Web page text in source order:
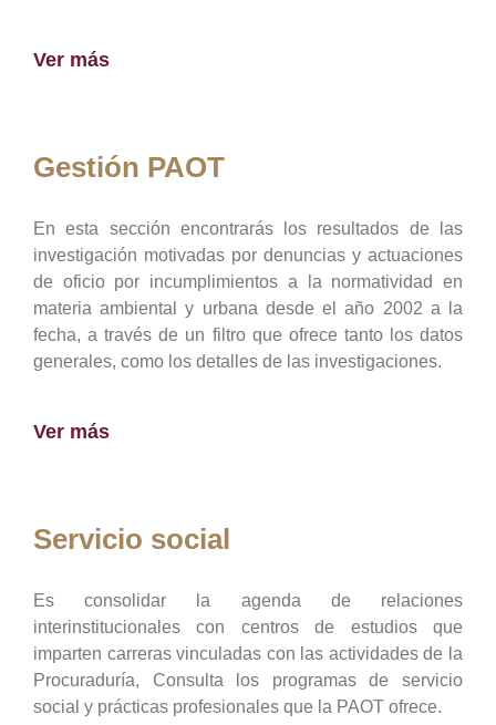
Ver más
Gestión PAOT
En esta sección encontrarás los resultados de las
investigación motivadas por denuncias y actuaciones
de oficio por incumplimientos a la normatividad en
materia ambiental y urbana desde el año 2002 a la
fecha, a través de un filtro que ofrece tanto los datos
generales, como los detalles de las investigaciones.
Ver más
Servicio social
Es consolidar la agenda de relaciones
interinstitucionales con centros de estudios que
imparten carreras vinculadas con las actividades de la
Procuraduría, Consulta los programas de servicio
social y prácticas profesionales que la PAOT ofrece.